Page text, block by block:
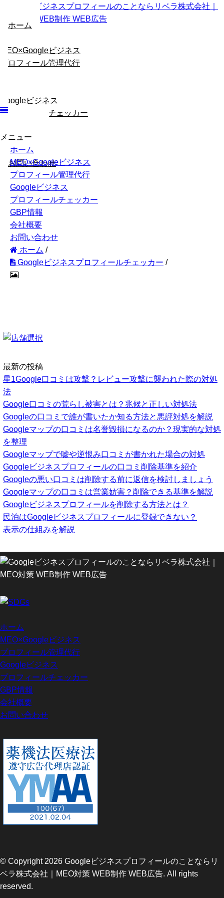
ホーム
MEO×Googleビジネス
プロフィール管理代行
Googleビジネス
プロフィールチェッカー
GBP情報
会社概要
お問い合わせ
メニュー
ホーム
MEO×Googleビジネス
プロフィール管理代行
Googleビジネス
プロフィールチェッカー
GBP情報
会社概要
お問い合わせ
ホーム /
Googleビジネスプロフィールチェッカー /
最新の投稿
星1Google口コミは攻撃？レビュー攻撃に襲われた際の対処
法
Google口コミの荒らし被害とは？兆候と正しい対処法
Googleの口コミで誰が書いたか知る方法と悪評対処を解説
Googleマップの口コミは名誉毀損になるのか？現実的な対処
を整理
Googleマップで嘘や逆恨み口コミが書かれた場合の対処
Googleビジネスプロフィールの口コミ削除基準を紹介
Googleの悪い口コミは削除する前に返信を検討しましょう
Googleマップの口コミは営業妨害？削除できる基準を解説
Googleビジネスプロフィールを削除する方法とは？
民泊はGoogleビジネスプロフィールに登録できない？
表示の仕組みを解説
ホーム
MEO×Googleビジネス
プロフィール管理代行
Googleビジネス
プロフィールチェッカー
GBP情報
会社概要
お問い合わせ
© Copyright 2026 Googleビジネスプロフィールのことならリ
ベラ株式会社｜MEO対策 WEB制作 WEB広告. All rights
reserved.